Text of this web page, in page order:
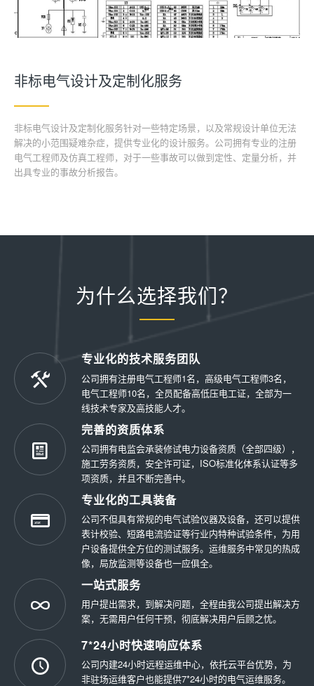
非标电气设计及定制化服务
非标电气设计及定制化服务针对一些特定场景，以及常规设计单位无法
解决的小范围疑难杂症，提供专业化的设计服务。公司拥有专业的注册
电气工程师及仿真工程师，对于一些事故可以做到定性、定量分析，并
出具专业的事故分析报告。
为什么选择我们？
专业化的技术服务团队
公司拥有注册电气工程师1名，高级电气工程师3名，
电气工程师10名，全员配备高低压电工证，全部为一
线技术专家及高技能人才。
完善的资质体系
公司拥有电监会承装修试电力设备资质（全部四级），
施工劳务资质，安全许可证，ISO标准化体系认证等多
项资质，并且不断完善中。
专业化的工具装备
公司不但具有常规的电气试验仪器及设备，还可以提供
表计校验、短路电流验证等行业内特种试验条件，为用
户设备提供全方位的测试服务。运维服务中常见的热成
像，局放监测等设备也一应俱全。
一站式服务
用户提出需求，到解决问题，全程由我公司提出解决方
案，无需用户任何干预，彻底解决用户后顾之忧。
7*24小时快速响应体系
公司内建24小时远程运维中心，依托云平台优势，为
非驻场运维客户也能提供7*24小时的电气运维服务。